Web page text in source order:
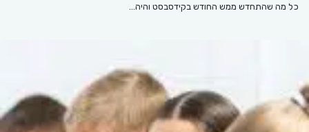
כל מה שהתחדש ממש החודש בקידסבסט והיה…